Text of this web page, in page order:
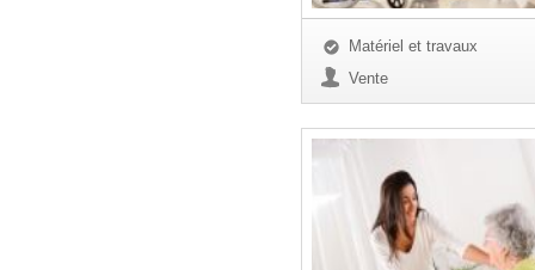
Matériel et travaux
Vente